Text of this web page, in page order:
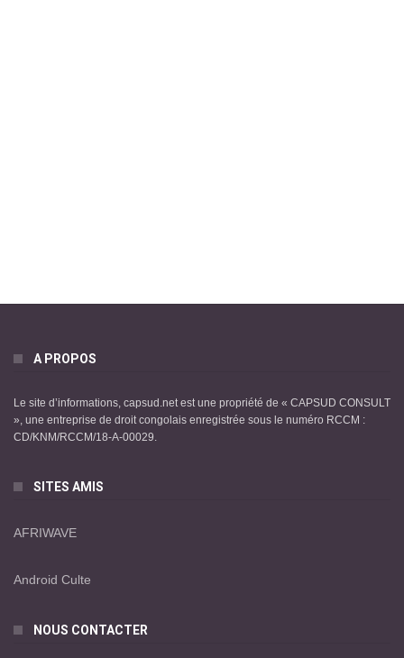
A PROPOS
Le site d’informations, capsud.net est une propriété de « CAPSUD CONSULT
», une entreprise de droit congolais enregistrée sous le numéro RCCM :
CD/KNM/RCCM/18-A-00029.
SITES AMIS
AFRIWAVE
Android Culte
NOUS CONTACTER